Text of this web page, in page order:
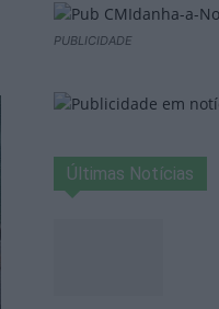
PUBLICIDADE
Últimas Notícias